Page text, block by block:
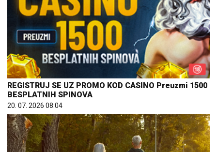
REGISTRUJ SE UZ PROMO KOD CASINO Preuzmi 1500
BESPLATNIH SPINOVA
20. 07. 2026 08:04